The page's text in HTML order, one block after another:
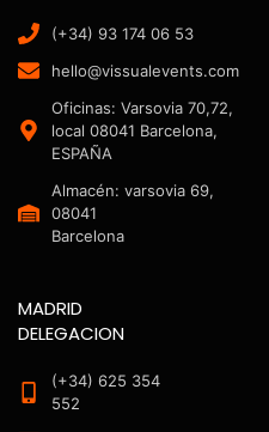
(+34) 93 174 06 53
hello@vissualevents.com
Oficinas: Varsovia 70,72,
local 08041 Barcelona,
ESPAÑA
Almacén: varsovia 69,
08041
Barcelona
MADRID
DELEGACION
(+34) 625 354
552